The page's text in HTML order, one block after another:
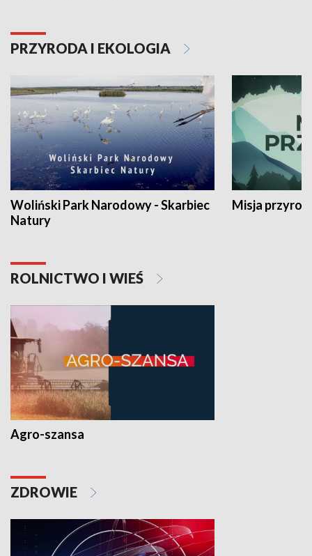
PRZYRODA I EKOLOGIA
Woliński Park Narodowy - Skarbiec
Natury
Misja
ROLNICTWO I WIEŚ
Agro-szansa
ZDROWIE